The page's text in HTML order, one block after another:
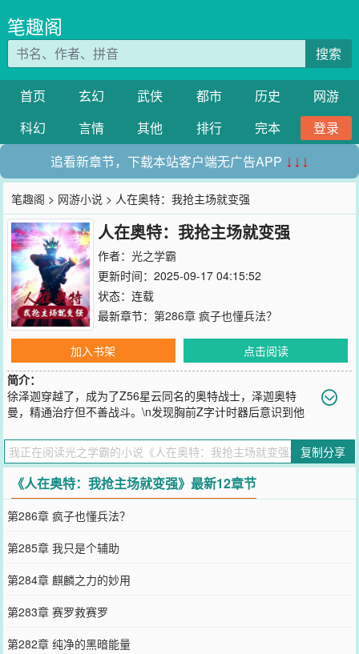
笔趣阁
搜索
首页 玄幻 武侠 都市 历史
网游
科幻
言情 其他 排行 完本
登录
追看新章节，下载本站客户端无广告APP ↓↓↓
笔趣阁 > 网游小说 > 人在奥特：我抢主场就变强
人在奥特：我抢主场就变强
作者： 光之学霸
更新时间：2025-09-17 04:15:52
状态：连载
最新章节： 第286章 疯子也懂兵法？
加入书架
点击阅读
简介：
徐泽迦穿越了，成为了Z56星云同名的奥特战士，泽迦奥特
曼，精通治疗但不善战斗。\n发现胸前Z字计时器后意识到他
之国与他们提前搞好关系。\n路途中，觉醒了【抢主场就变强系
统】，一个在宇宙中出尽风头的奥特战士就此诞生。\n-说好的医疗战
士，你怎么把敌人都杀了？\n-杀了他们你们就不会受伤了呀！\n（时
间线、设定等为剧情浮动略有改动，不喜慎入）
您要是觉得《
人在奥特：我抢主场就变强
您QQ群和微博微信里的朋友推荐哦！
复制分享
《人在奥特：我抢主场就变强》最新12章节
第286章 疯子也懂兵法？
第285章 我只是个辅助
第284章 麒麟之力的妙用
第283章 赛罗救赛罗
第282章 纯净的黑暗能量